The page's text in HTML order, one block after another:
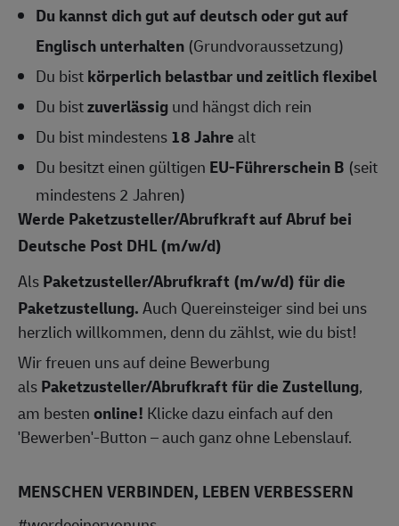
Du kannst dich gut auf deutsch oder gut auf
Englischunterhalten (Grundvoraussetzung)
Du bistkörperlich belastbar und zeitlich flexibel
Du bistzuverlässigund hängst dich rein
Du bist mindestens 18 Jahrealt
Du besitzt einen gültigen EU-Führerschein B (seit
mindestens 2 Jahren)
Werde Paketzusteller/Abrufkraft auf Abruf bei
Deutsche Post DHL(m/w/d)
AlsPaketzusteller/Abrufkraft (m/w/d) für die
Paketzustellung.Auch Quereinsteiger sind bei uns
herzlich willkommen, denn du zählst, wie du bist!
Wir freuen uns auf deine Bewerbung
alsPaketzusteller/Abrufkraftfür die Zustellung,
am bestenonline! Klicke dazu einfach auf den
'Bewerben'-Button – auch ganz ohne Lebenslauf.
MENSCHEN VERBINDEN, LEBEN VERBESSERN